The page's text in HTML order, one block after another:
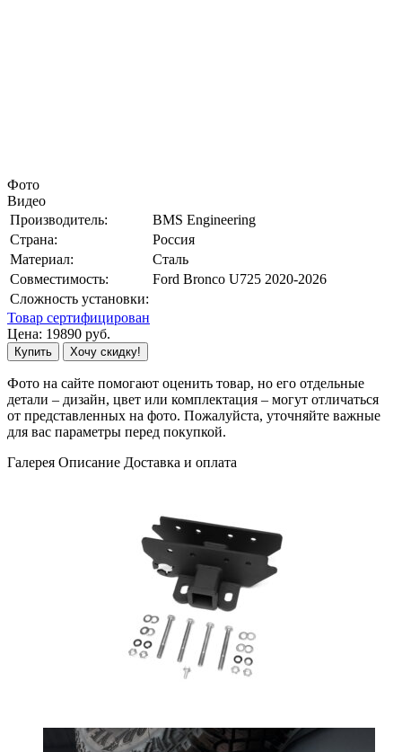
Фото
Видео
Производитель:
BMS Engineering
Страна:
Россия
Материал:
Сталь
Совместимость:
Ford Bronco U725 2020-2026
Сложность установки:
Товар сертифицирован
Цена: 19890 руб.
Купить Хочу скидку!
Фото на сайте помогают оценить товар, но его отдельные
детали – дизайн, цвет или комплектация – могут отличаться
от представленных на фото. Пожалуйста, уточняйте важные
для вас параметры перед покупкой.
Галерея Описание Доставка и оплата